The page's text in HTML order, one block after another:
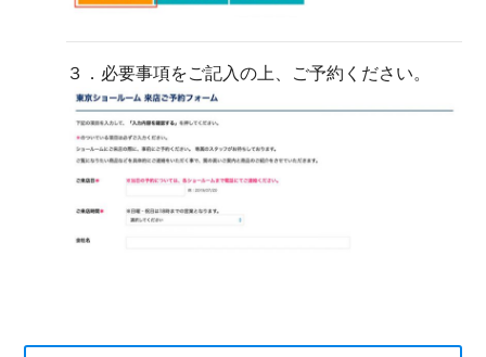
３．必要事項をご記入の上、ご予約ください。